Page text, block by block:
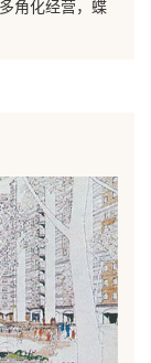
角化经营，蝶